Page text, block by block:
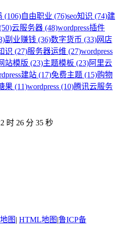
(106)自由职业 (76)seo知识 (74)建
云服务器 (48)wordpress插件
副业赚钱 (36)数字货币 (33)网店
识 (27)服务器运维 (27)wordpress
站模版 (23)主题模板 (23)阿里云
建站 (17)免费主题 (15)购物
果 (11)wordpress (10)腾讯云服务
时 26 分 36 秒
图 | HTML地图 |鲁ICP备